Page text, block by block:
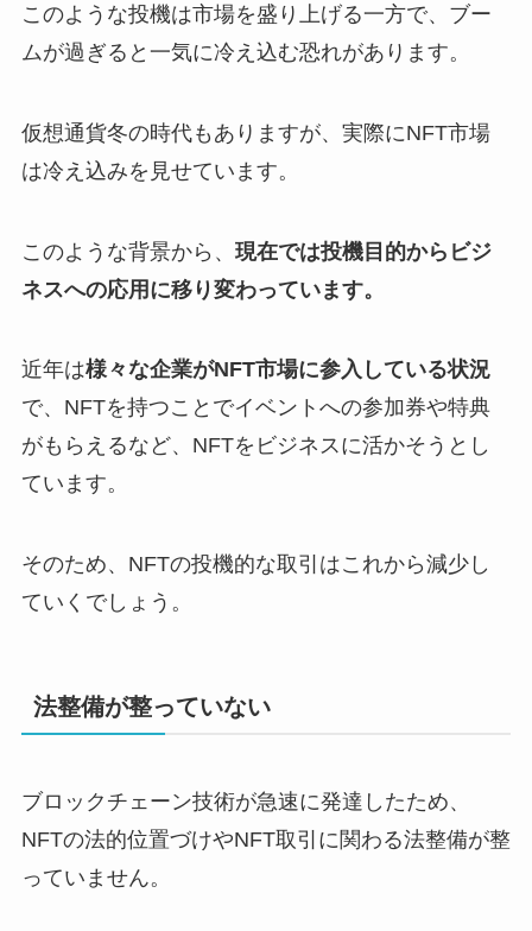
このような投機は市場を盛り上げる一方で、ブー
ムが過ぎると一気に冷え込む恐れがあります。
仮想通貨冬の時代もありますが、実際にNFT市場
は冷え込みを見せています。
このような背景から、 現在では投機目的からビジ
ネスへの応用に移り変わっています。
近年は様々な企業がNFT市場に参入している状況
で、NFTを持つことでイベントへの参加券や特典
がもらえるなど、NFTをビジネスに活かそうとし
ています。
そのため、NFTの投機的な取引はこれから減少し
ていくでしょう。
法整備が整っていない
ブロックチェーン技術が急速に発達したため、
NFTの法的位置づけやNFT取引に関わる法整備が整
っていません。